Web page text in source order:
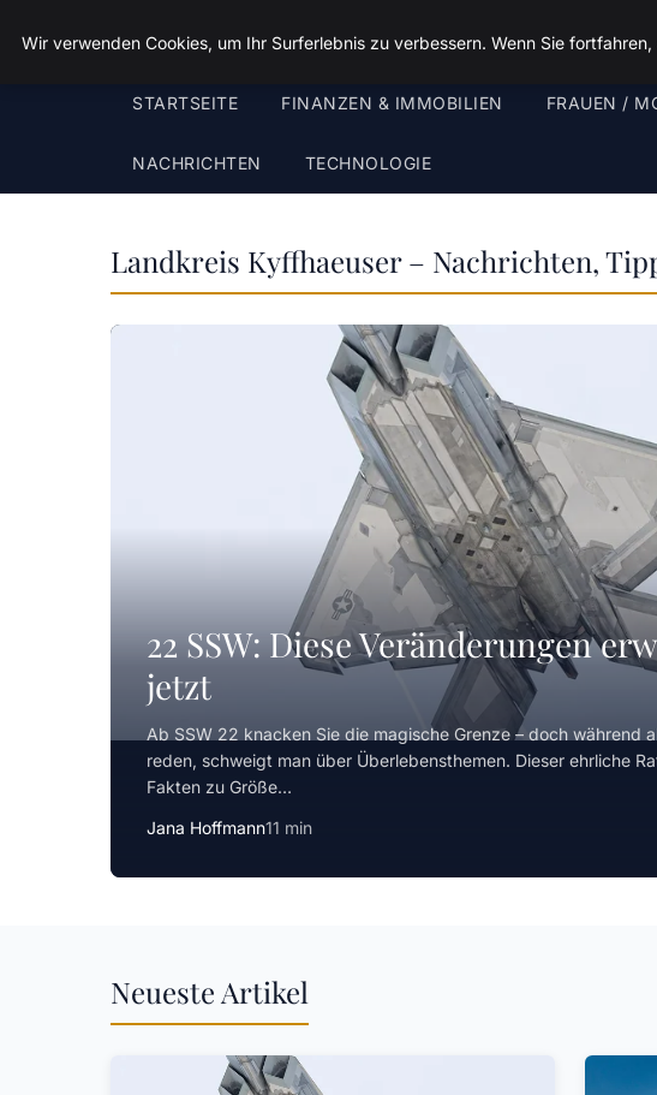
Landkreis Kyffhaeuser
STARTSEITE FINANZEN & IMMOBILIEN FRAUEN /
NACHRICHTEN TECHNOLOGIE
Landkreis Kyffhaeuser – Nachrichten,
22 SSW: Diese Veränderungen
jetzt
Ab SSW 22 knacken Sie die magische Grenze – doch während
reden, schweigt man über Überlebensthemen. Dieser ehrliche
Fakten zu Größe…
Jana Hoffmann11 min
Neueste Artikel
Wir verwenden Cookies, um Ihr Surferlebnis zu verbessern. Wenn Sie